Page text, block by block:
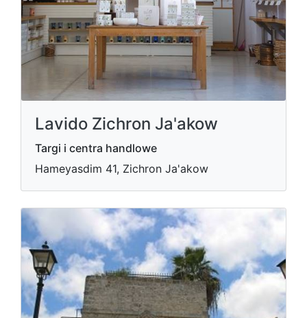
Lavido Zichron Ja'akow
Targi i centra handlowe
Hameyasdim 41, Zichron Ja'akow